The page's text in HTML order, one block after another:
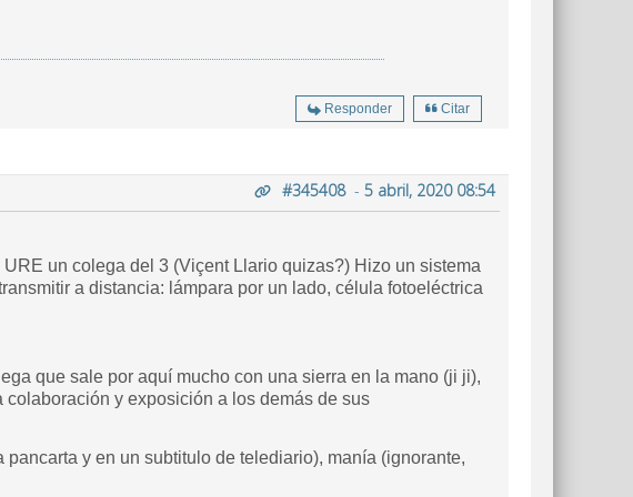
Responder Citar
#345408- 5 abril, 2020 08:54
un colega del 3 (Viçent Llario quizas?) Hizo un sistema
a distancia: lámpara por un lado, célula fotoeléctrica
que sale por aquí mucho con una sierra en la mano (ji ji),
colaboración y exposición a los demás de sus
y en un subtitulo de telediario), manía (ignorante,